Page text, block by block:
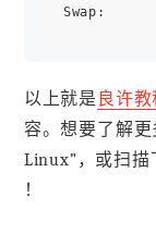
以上就是 良许教
容。想要了解
Linux”，或扫
！